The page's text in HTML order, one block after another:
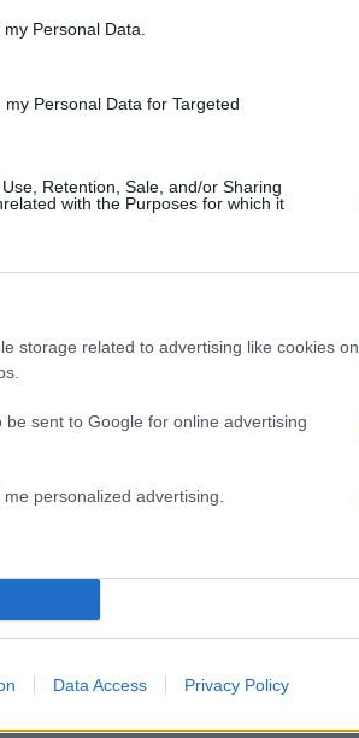
Personal Data.
Personal Data for Targeted
Retention, Sale, and/or Sharing
with the Purposes for which it
storage related to advertising like cookies on
sent to Google for online advertising
personalized advertising.
Data Access Privacy Policy